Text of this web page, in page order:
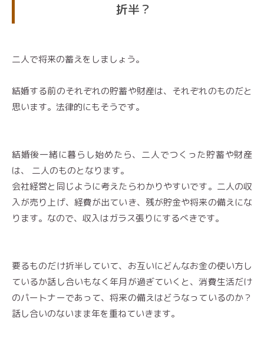
折半？
二人で将来の蓄えをしましょう。
結婚する前のそれぞれの貯蓄や財産は、それぞれのものだと
思います。法律的にもそうです。
結婚後一緒に暮らし始めたら、二人でつくった貯蓄や財産
は、 二人のものとなります。
会社経営と同じように考えたらわかりやすいです。二人の収
入が売り上げ、経費が出ていき、残が貯金や将来の備えにな
ります。なので、収入はガラス張りにするべきです。
要るものだけ折半していて、お互いにどんなお金の使い方し
ているか話し合いもなく年月が過ぎていくと、消費生活だけ
のパートナーであって、将来の備えはどうなっているのか？
話し合いのないまま年を重ねていきます。